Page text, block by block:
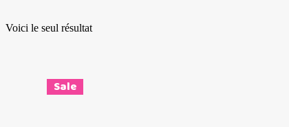
Voici le seul résultat
Sale